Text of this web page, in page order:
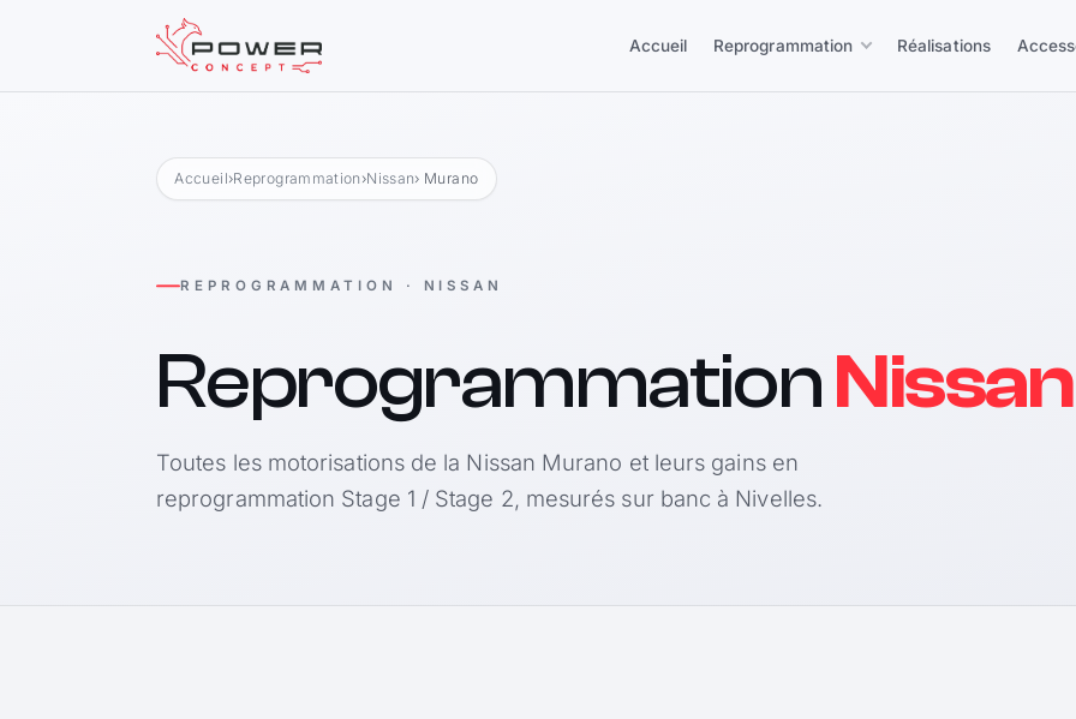
Accueil Reprogrammation Réalisations
Accueil›Reprogrammation ›Nissan› Murano
REPROGRAMMATION · NISSAN
Reprogrammation
Toutes les motorisations de la Nissan Murano et leurs gains en
reprogrammation Stage 1 / Stage 2, mesurés sur banc à Nivelles.